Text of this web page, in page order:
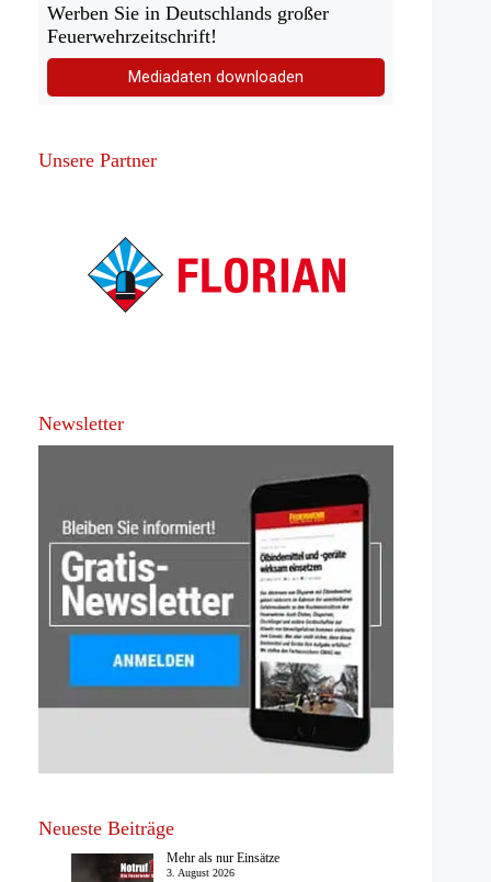
Werben Sie in Deutschlands großer
Feuerwehrzeitschrift!
Mediadaten downloaden
Unsere Partner
Newsletter
Neueste Beiträge
Mehr als nur Einsätze
3. August 2026